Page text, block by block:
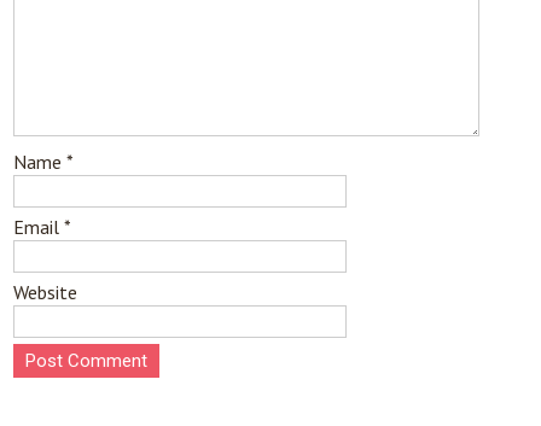
Name*
Email*
Website